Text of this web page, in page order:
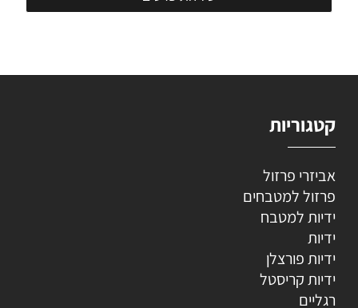
קטגוריות
אביזרי פרזול
פרזול למטבחים
ידיות למטבח
ידיות
ידיות פורצלן
ידיות קריסטל
רגליים